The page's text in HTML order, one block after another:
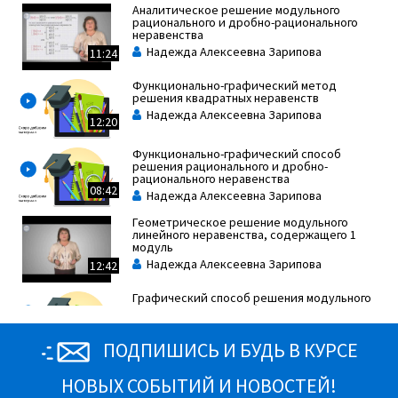
11:24
Аналитическое решение модульного
рационального и дробно-рационального
неравенства
Надежда Алексеевна Зарипова
12:20
Функционально-графический метод
решения квадратных неравенств
Надежда Алексеевна Зарипова
08:42
Функционально-графический способ
решения рационального и дробно-
рационального неравенства
Надежда Алексеевна Зарипова
12:42
Геометрическое решение модульного
линейного неравенства, содержащего 1
модуль
Надежда Алексеевна Зарипова
Графический способ решения модульного
рационального и дробно-рационального
неравенства
Графическое решение модульного
квадратного неравенства
ПОДПИШИСЬ И БУДЬ В КУРСЕ
НОВЫХ СОБЫТИЙ И НОВОСТЕЙ!